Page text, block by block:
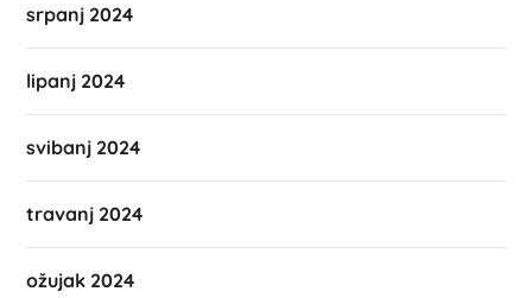
srpanj 2024
lipanj 2024
svibanj 2024
travanj 2024
ožujak 2024